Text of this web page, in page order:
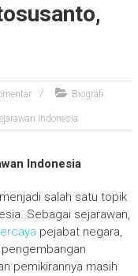
Biografi
Indonesia
Indonesia
menjadi salah satu topik
Sebagai sejarawan,
pejabat negara,
pemikirannya masih